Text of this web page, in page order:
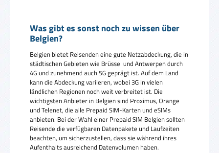
Was gibt es sonst noch zu wissen über
Belgien?
Belgien bietet Reisenden eine gute Netzabdeckung, die in
städtischen Gebieten wie Brüssel und Antwerpen durch
4G und zunehmend auch 5G geprägt ist. Auf dem Land
kann die Abdeckung variieren, wobei 3G in vielen
ländlichen Regionen noch weit verbreitet ist. Die
wichtigsten Anbieter in Belgien sind Proximus, Orange
und Telenet, die alle Prepaid SIM-Karten und eSIMs
anbieten. Bei der Wahl einer Prepaid SIM Belgien sollten
Reisende die verfügbaren Datenpakete und Laufzeiten
beachten, um sicherzustellen, dass sie während ihres
Aufenthalts ausreichend Datenvolumen haben.